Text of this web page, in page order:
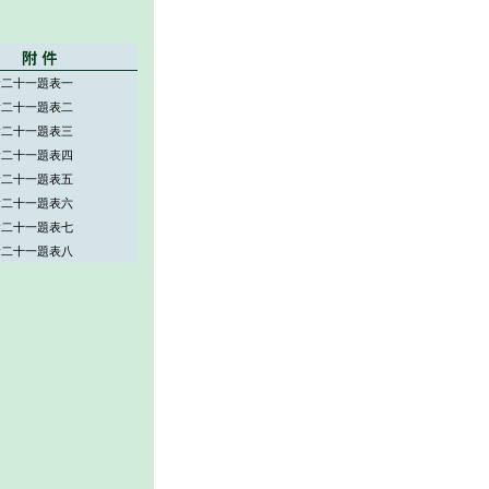
十一題表一
十一題表二
十一題表三
十一題表四
十一題表五
十一題表六
十一題表七
十一題表八